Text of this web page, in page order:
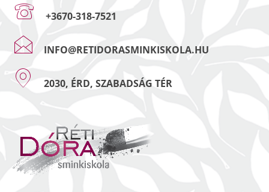
+3670-318-7521
INFO@RETIDORASMINKISKOLA.HU
2030, ÉRD, SZABADSÁG TÉR